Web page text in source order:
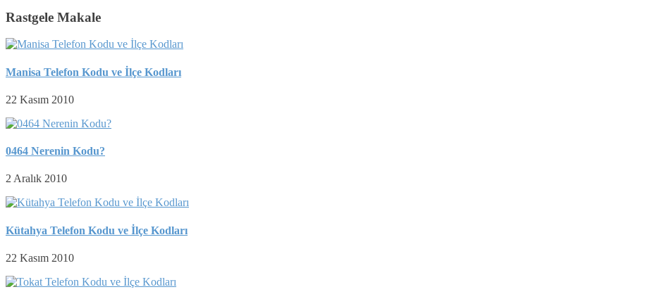
Rastgele Makale
Manisa Telefon Kodu ve İlçe Kodları
22 Kasım 2010
0464 Nerenin Kodu?
2 Aralık 2010
Kütahya Telefon Kodu ve İlçe Kodları
22 Kasım 2010